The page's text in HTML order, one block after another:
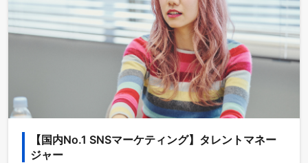
【国内No.1 SNSマーケティング】タレントマネー
ジャー